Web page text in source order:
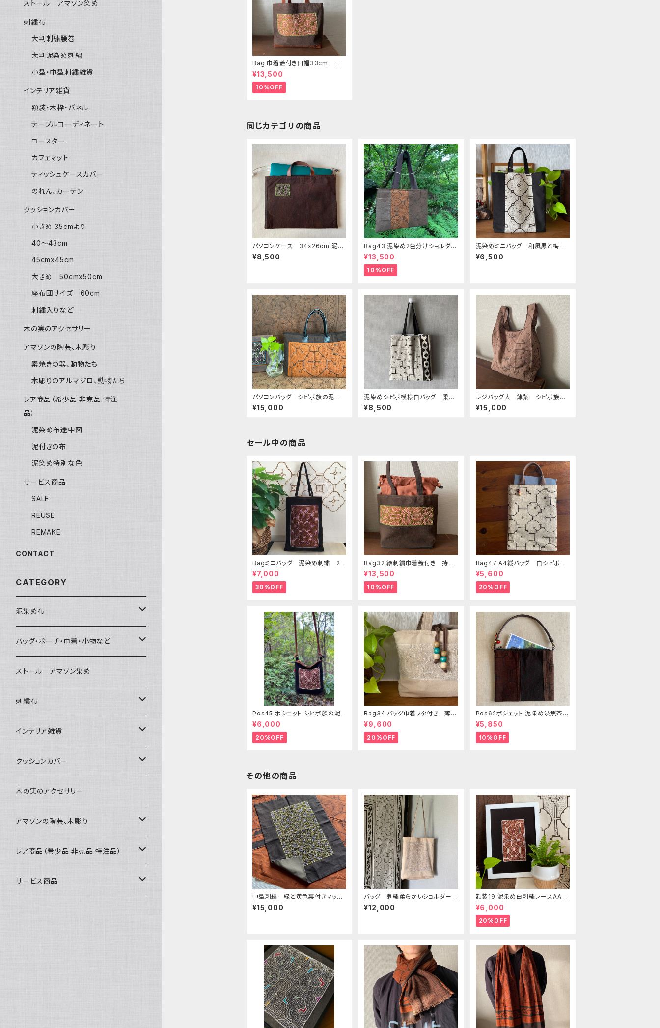
Bag 巾着蓋付き口幅33cm 緑
刺繍茶持ち手裏ポケット 南米ア
マゾンシピボ族の泥染め刺繍
¥13,500
10%OFF
同じカテゴリの商品
パソコンケース 34x26cm 泥染
め緑刺繍 シピボ族の泥染め クラ
ッチバッグ11
¥8,500
Bag43 泥染め2色分けショルダー
バッグ 37x27cm パソコンバッ
グ シピボ族の泥染め
¥13,500
10%OFF
泥染めミニバッグ 和風黒と梅
シピボ族の泥染め オリジナルバ
ッグ A4幅
¥6,500
パソコンバッグ シピボ族の泥染
めを手縫いキルト 本革の持ち手
¥15,000
泥染めシピボ模様白バッグ 柔ら
かいアナコンダ白 31x32cm ぺ
たんこシピボバッグ
¥8,500
レジバッグ大 薄紫 シピボ族の
泥染め 38cm
¥15,000
セール中の商品
Bagミニバッグ 泥染め刺繍 20
x28cm iPadケース お出かけバ
ッグ 先住民族 工芸 手刺繍 S
hipibo bag 手仕事
¥7,000
30%OFF
Bag32 緑刺繍巾着蓋付き 持ち
手裏泥染め無地 巾着蓋奄美大
島の車輪梅色 シピボバック
¥13,500
10%OFF
Bag47 A4縦バッグ 白シピボ模
様 シピボ族の泥染め
¥5,600
20%OFF
Pos45 ポシェット シピボ族の泥
染め刺繍のショルダー
¥6,000
20%OFF
Bag34 バッグ巾着フタ付き 薄い
ピンク系ベージュ シピボ族の手刺
繍シャーベットカラー
¥9,600
20%OFF
Pos62ポシェット 泥染め渋焦茶フ
ァスナーポーチ 20x18cm 渋い
泥染めアレンジ 男性用小物入
れ 暇の付け替え可能
¥5,850
10%OFF
その他の商品
中型刺繍 緑と黄色裏付きマッ
ト 額装、タペストリー シピボ族
の手刺繍特注サイズ
¥15,000
バッグ 刺繍柔らかいショルダー
シャーベットぴんく シピボ族の泥
染め
¥12,000
額装19 泥染め白刺繍レースAAA
シピボ族の泥染め インテリア雑
貨 ペルーアマゾン先住民族の工
芸 フリーハンドの模様
¥6,000
20%OFF
ストール アマゾン染め
刺繍布
大判刺繍腰巻
大判泥染め刺繍
小型・中型刺繍雑貨
インテリア雑貨
額装・木枠・パネル
テーブルコーディネート
コースター
カフェマット
ティッシュケースカバー
のれん、カーテン
クッションカバー
小さめ 35cmより
40〜43cm
45cmx45cm
大きめ 50cmx50cm
座布団サイズ 60cm
刺繍入りなど
木の実のアクセサリー
アマゾンの陶芸、木彫り
素焼きの器、動物たち
木彫りのアルマジロ、動物たち
レア商品（希少品 非売品 特注
品）
泥染め布途中図
泥付きの布
泥染め特別な色
サービス商品
SALE
REUSE
REMAKE
CONTACT
CATEGORY
泥染め布
大判布150-特大250cm ベッドカバ
ー
中型布 30-90cm
30-50
小型布 コースター・カフェマット・ポ
ットマット
小型マット（正方形）
細長布 ロング テーブルランナー
バッグ・ポーチ・巾着・小物など
バッグ
草木染めと泥染め
帆布の泥染め
ポシェット・ポーチ・巾着
ポシェット・ショルダー
ポーチ・丸ポーチ・クラッチバッグ
パッチワーク
その他
ブックカバー
ストール アマゾン染め
刺繍布
大判刺繍腰巻
大判泥染め刺繍
小型・中型刺繍雑貨
インテリア雑貨
額装・木枠・パネル
テーブルコーディネート
コースター
カフェマット
ティッシュケースカバー
クッションカバー
小さめ 35cmより
40〜43cm
45cmx45cm
大きめ 50cmx50cm
木の実のアクセサリー
アマゾンの陶芸、木彫り
素焼きの器、動物たち
木彫りのアルマジロ、動物たち
レア商品（希少品 非売品 特注品）
泥染め布途中図
サービス商品